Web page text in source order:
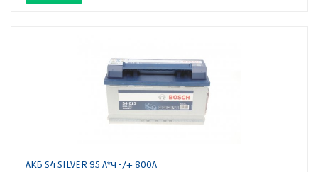
АКБ S4 SILVER 95 А*ч -/+ 800A